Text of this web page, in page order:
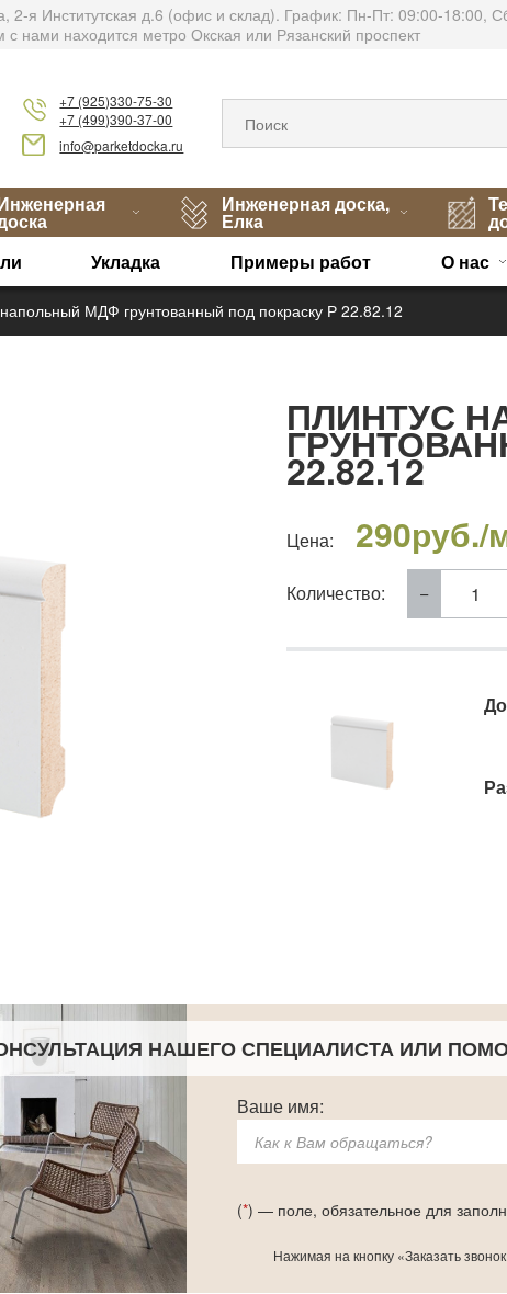
2-я Институтская д.6 (офис и склад). График: Пн-Пт: 09:00-18:00,
нами находится метро Окская или Рязанский проспект
+7 (925)330-75-30
+7 (499)390-37-00
info@parketdocka.ru
Инженерная доска,
Елка
Укладка Примеры работ О нас
МДФ грунтованный под покраску Р 22.82.12
ПЛИНТУС
22.82.12
Цена: 290руб./
Количество:
НАШЕГО СПЕЦИАЛИСТА ИЛИ
Ваше имя:
(*) — поле, обязательное для
Нажимая на кнопку «Заказать